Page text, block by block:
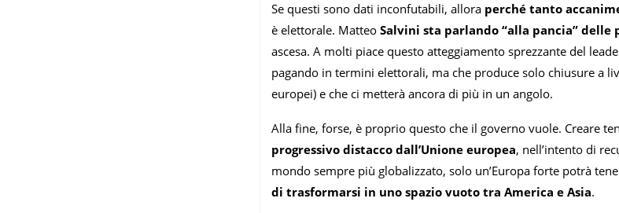
Se questi sono dati inconfutabili, allora perché tanto
è elettorale. Matteo Salvini sta parlando “alla pancia” delle
ascesa. A molti piace questo atteggiamento sprezzante del
pagando in termini elettorali, ma che produce solo chiusure a
europei) e che ci metterà ancora di più in un angolo.
Alla fine, forse, è proprio questo che il governo vuole. Creare
progressivo distacco dall’Unione europea, nell’intento di
mondo sempre più globalizzato, solo un’Europa forte potrà
di trasformarsi in uno spazio vuoto tra America e Asia.